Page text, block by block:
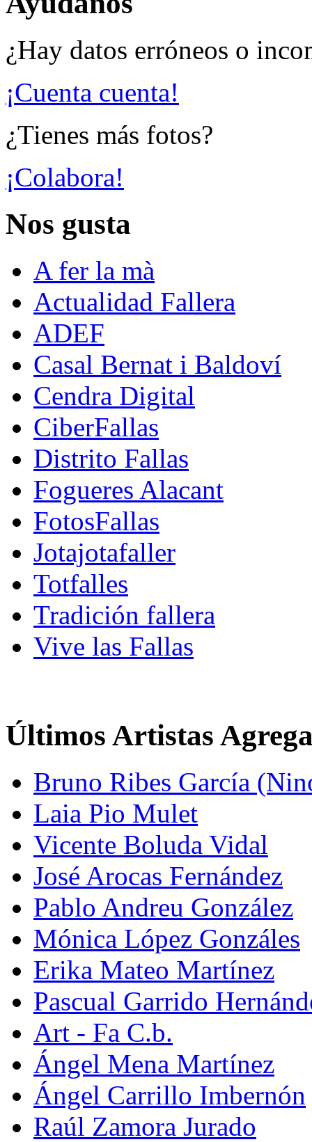
¿Hay datos erróneos o
¡Cuenta cuenta!
¿Tienes más fotos?
¡Colabora!
Nos gusta
A fer la mà
Actualidad Fallera
ADEF
Casal Bernat i Baldoví
Cendra Digital
CiberFallas
Distrito Fallas
Fogueres Alacant
FotosFallas
Jotajotafaller
Totfalles
Tradición fallera
Vive las Fallas
Últimos Artistas
Bruno Ribes García
Laia Pio Mulet
Vicente Boluda Vidal
José Arocas Fernández
Pablo Andreu González
Mónica López Gonzáles
Erika Mateo Martínez
Pascual Garrido
Art - Fa C.b.
Ángel Mena Martínez
Ángel Carrillo Imbernón
Raúl Zamora Jurado